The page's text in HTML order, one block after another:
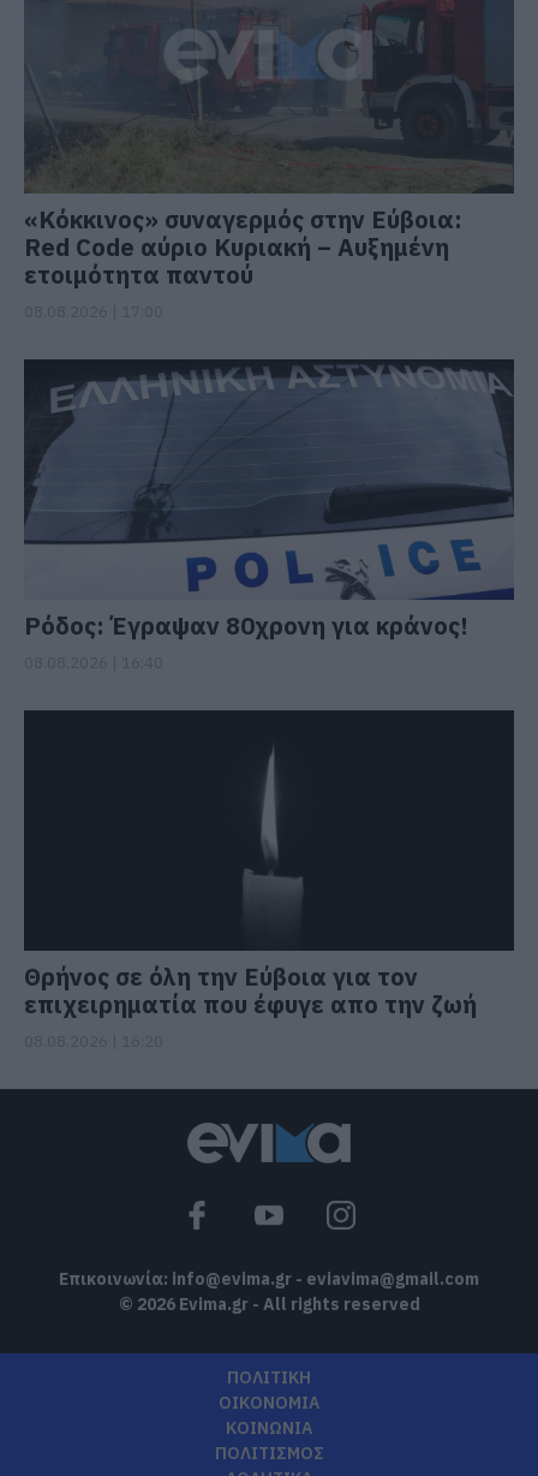
«Κόκκινος» συναγερμός στην Εύβοια:
Red Code αύριο Κυριακή – Αυξημένη
ετοιμότητα παντού
Ρόδος: Έγραψαν 80χρονη για κράνος!
Θρήνος σε όλη την Εύβοια για τον
επιχειρηματία που έφυγε απο την ζωή
Επικοινωνία: info@evima.gr - eviavima@gmail.com
© 2026 Evima.gr - All rights reserved
ΠΟΛΙΤΙΚΗ
ΟΙΚΟΝΟΜΙΑ
ΚΟΙΝΩΝΙΑ
ΠΟΛΙΤΙΣΜΟΣ